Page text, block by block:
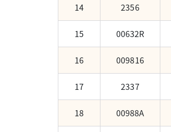
14 2356
15 00632R
16 009816
17 2337
18 00988A